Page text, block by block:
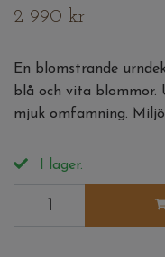
2 990 kr
En blomstrande
blå och vita blommor.
mjuk omfamning.
I lager.